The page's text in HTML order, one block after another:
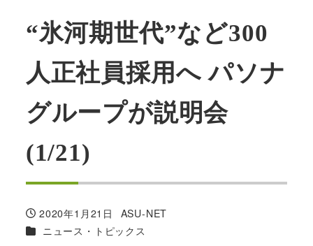
“氷河期世代”など300
人正社員採用へ パソナ
グループが説明会
(1/21)
投稿日
2020年1月21日
著
者
ASU-NET
カテゴリー
ニュース・トピックス